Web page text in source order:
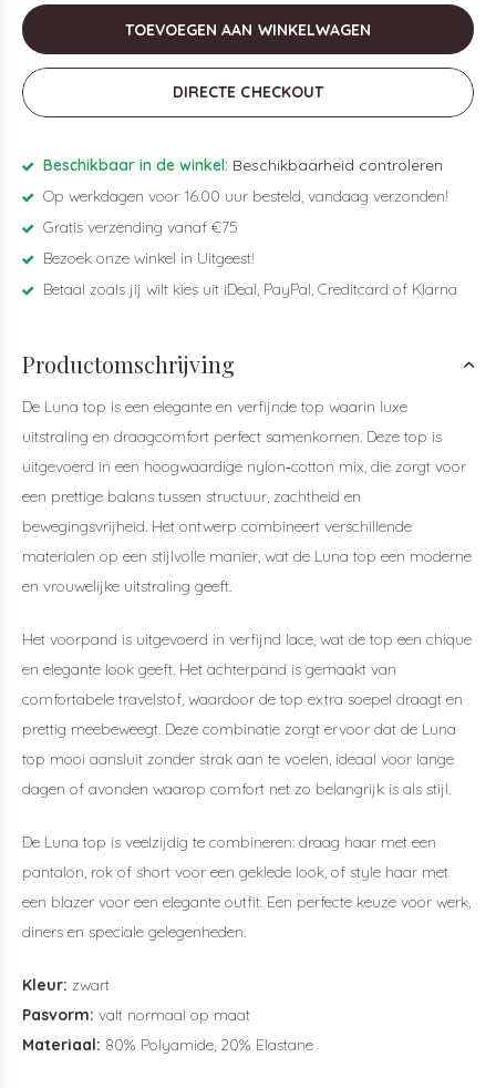
TOEVOEGEN AAN WINKELWAGEN
DIRECTE CHECKOUT
Beschikbaar in de winkel: Beschikbaarheid controleren
Op werkdagen voor 16.00 uur besteld, vandaag verzonden!
Gratis verzending vanaf €75
Bezoek onze winkel in Uitgeest!
Betaal zoals jij wilt kies uit iDeal, PayPal, Creditcard of Klarna
Productomschrijving
De Luna top is een elegante en verfijnde top waarin luxe
uitstraling en draagcomfort perfect samenkomen. Deze top is
uitgevoerd in een hoogwaardige nylon‑cotton mix, die zorgt voor
een prettige balans tussen structuur, zachtheid en
bewegingsvrijheid. Het ontwerp combineert verschillende
materialen op een stijlvolle manier, wat de Luna top een moderne
en vrouwelijke uitstraling geeft.
Het voorpand is uitgevoerd in verfijnd lace, wat de top een chique
en elegante look geeft. Het achterpand is gemaakt van
comfortabele travelstof, waardoor de top extra soepel draagt en
prettig meebeweegt. Deze combinatie zorgt ervoor dat de Luna
top mooi aansluit zonder strak aan te voelen, ideaal voor lange
dagen of avonden waarop comfort net zo belangrijk is als stijl.
De Luna top is veelzijdig te combineren: draag haar met een
pantalon, rok of short voor een geklede look, of style haar met
een blazer voor een elegante outfit. Een perfecte keuze voor werk,
diners en speciale gelegenheden.
Kleur: zwart
Pasvorm: valt normaal op maat
Materiaal: 80% Polyamide, 20% Elastane